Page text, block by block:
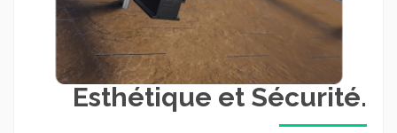
Esthétique et Sécurité.